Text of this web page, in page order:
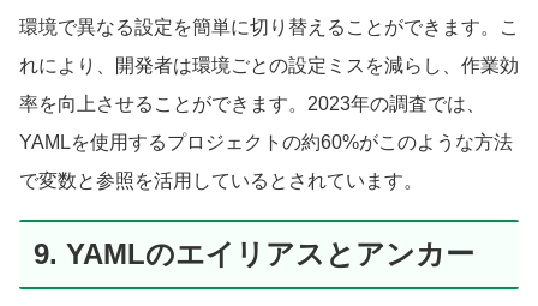
環境で異なる設定を簡単に切り替えることができます。こ
れにより、開発者は環境ごとの設定ミスを減らし、作業効
率を向上させることができます。2023年の調査では、
YAMLを使用するプロジェクトの約60%がこのような方法
で変数と参照を活用しているとされています。
9. YAMLのエイリアスとアンカー